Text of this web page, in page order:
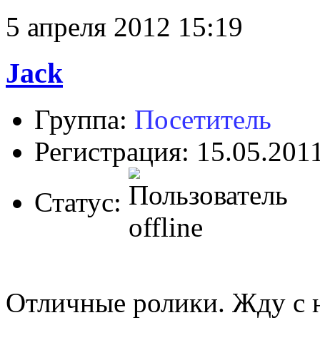
5 апреля 2012 15:19
Jack
Группа: Посетитель
Регистрация:
Статус:
Отличные ролики. Жду с